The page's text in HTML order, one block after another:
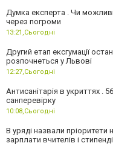
Думка експерта . Чи
через погроми
13:21,Сьогодні
Другий етап ексгумації
розпочнеться у Львові
12:27,Сьогодні
Антисанітарія в укриттях .
санперевірку
10:08,Сьогодні
В уряді назвали пріоритети
зарплати вчителів і